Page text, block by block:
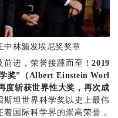
中林颁发埃尼奖奖章
前进，荣誉接踵而至！2019
奖” （Albert Einstein Worl
度斩获世界性大奖， 再次成
斯坦世界科学奖以史上最伟
国际科学界的崇高荣誉，